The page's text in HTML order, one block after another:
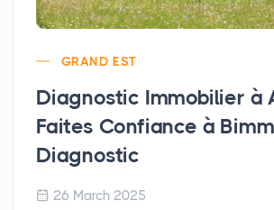
GRAND EST
Diagnostic Immobilier à
Faites Confiance à
Diagnostic
26 March 2025